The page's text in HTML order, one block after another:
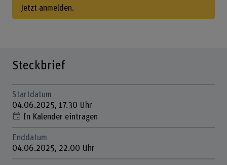
Jetzt anmelden.
Steckbrief
Startdatum
04.06.2025, 17.30 Uhr
In Kalender eintragen
Enddatum
04.06.2025, 22.00 Uhr